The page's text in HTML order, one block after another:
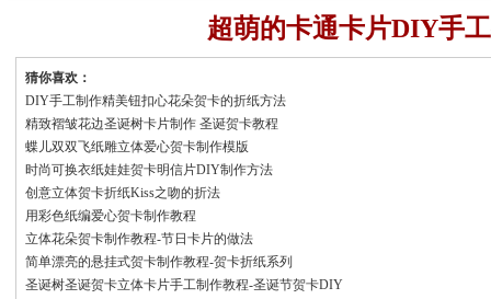
超萌的卡通卡片DIY手
猜你喜欢：
DIY手工制作精美钮扣心花朵贺卡的折纸方法
精致褶皱花边圣诞树卡片制作 圣诞贺卡教程
蝶儿双双飞纸雕立体爱心贺卡制作模版
时尚可换衣纸娃娃贺卡明信片DIY制作方法
创意立体贺卡折纸Kiss之吻的折法
用彩色纸编爱心贺卡制作教程
立体花朵贺卡制作教程-节日卡片的做法
简单漂亮的悬挂式贺卡制作教程-贺卡折纸系列
圣诞树圣诞贺卡立体卡片手工制作教程-圣诞节贺卡DIY